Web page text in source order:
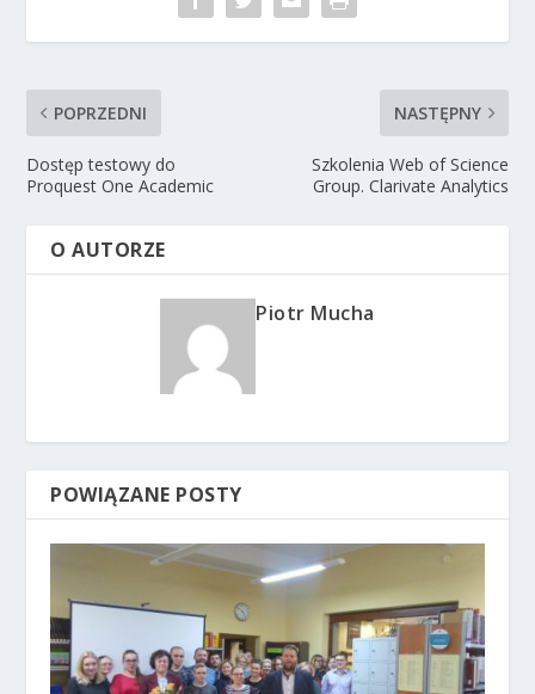
POPRZEDNI
Dostęp testowy do
Proquest One Academic
NASTĘPNY
Szkolenia Web of Science
Group. Clarivate Analytics
O AUTORZE
Piotr Mucha
POWIĄZANE POSTY